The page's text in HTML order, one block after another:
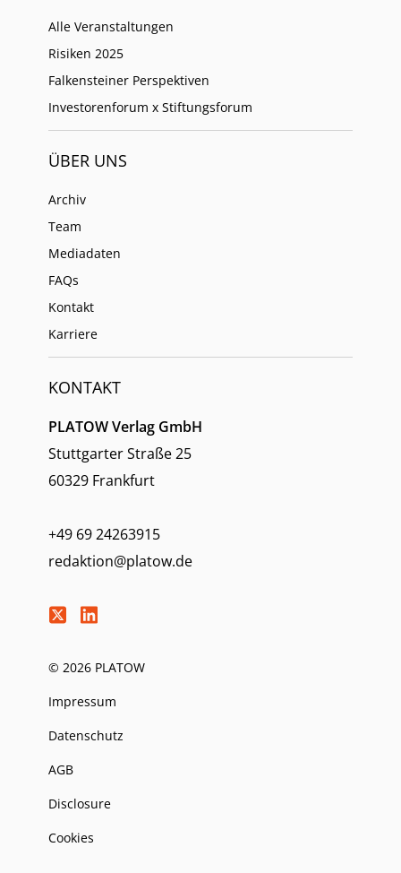
Alle Veranstaltungen
Risiken 2025
Falkensteiner Perspektiven
Investorenforum x Stiftungsforum
ÜBER UNS
Archiv
Team
Mediadaten
FAQs
Kontakt
Karriere
KONTAKT
PLATOW Verlag GmbH
Stuttgarter Straße 25
60329 Frankfurt
+49 69 24263915
redaktion@platow.de
© 2026 PLATOW
Impressum
Datenschutz
AGB
Disclosure
Cookies